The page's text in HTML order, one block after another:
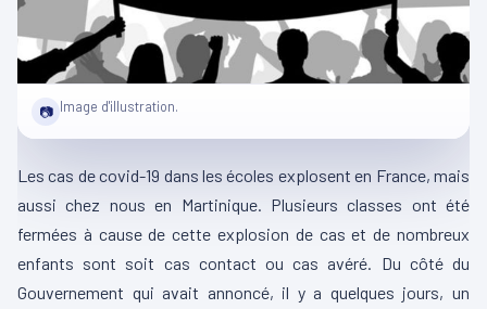
📷 Image d'illustration.
Les cas de covid-19 dans les écoles explosent en France, mais
aussi chez nous en Martinique. Plusieurs classes ont été
fermées à cause de cette explosion de cas et de nombreux
enfants sont soit cas contact ou cas avéré. Du côté du
Gouvernement qui avait annoncé, il y a quelques jours, un